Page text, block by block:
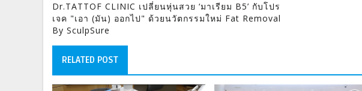
Dr.TATTOF CLINIC เปลี่ยนหุ่นสวย ‘มาเรียม B5’ กับโปร
เจค "เอา (มัน) ออกไป" ด้วยนวัตกรรมใหม่ Fat Removal
By SculpSure
RELATED POST